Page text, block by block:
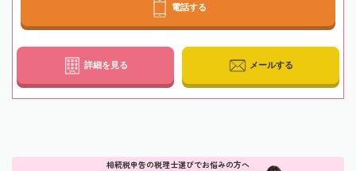
電話する
詳細を見る メールする
相続税申告の税理士選びでお悩みの方へ